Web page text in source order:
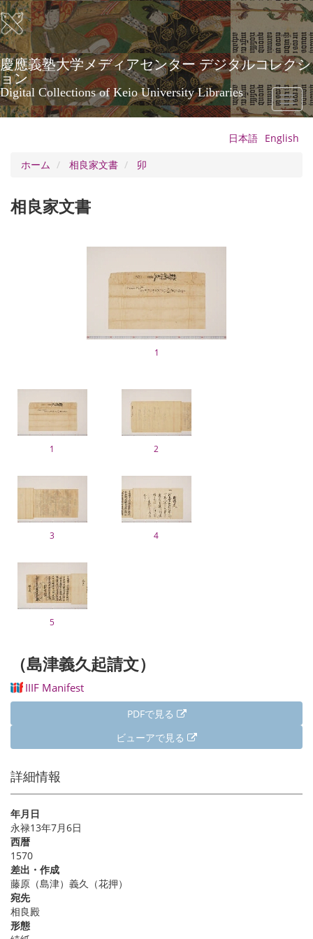
メ
イ
ン
コ
ン
テ
ン
ツ
に
慶應義塾大学メディアセンター デジタルコレクシ
ョン
Digital Collections of Keio University Libraries
Toggle
日本語 English
ホーム
相良家文書 卯
相良家文書
1
1 2
3 4
5
（島津義久起請文）
IIIF Manifest
PDFで見る
ビューアで見る
詳細情報
年月日
永禄13年7月6日
西暦
1570
差出・作成
藤原（島津）義久（花押）
宛先
相良殿
形態